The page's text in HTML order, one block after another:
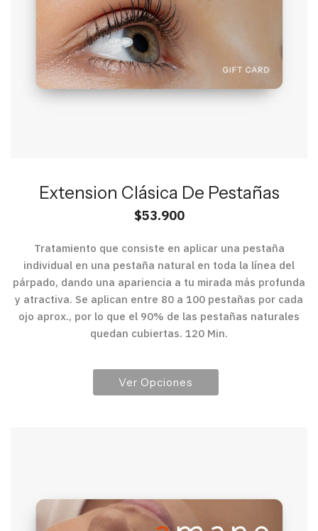
Extension Clásica De Pestañas
$53.900
Tratamiento que consiste en aplicar una pestaña
individual en una pestaña natural en toda la línea del
párpado, dando una apariencia a tu mirada más profunda
y atractiva. Se aplican entre 80 a 100 pestañas por cada
ojo aprox., por lo que el 90% de las pestañas naturales
quedan cubiertas. 120 Min.
Ver Opciones